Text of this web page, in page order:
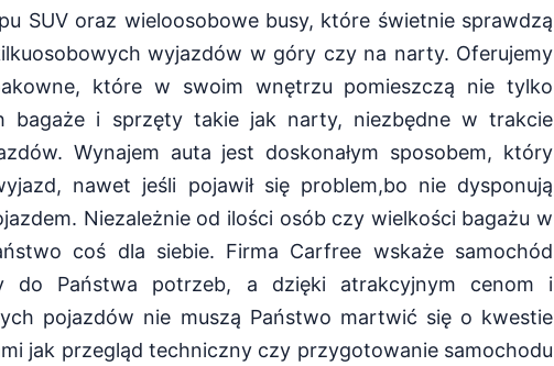
SUV oraz wieloosobowe busy, które świetnie sprawdzą
wyjazdów w góry czy na narty. Oferujemy
które w swoim wnętrzu pomieszczą nie tylko
bagaże i sprzęty takie jak narty, niezbędne w trakcie
Wynajem auta jest doskonałym sposobem, który
nawet jeśli pojawił się problem,bo nie dysponują
Niezależnie od ilości osób czy wielkości bagażu w
coś dla siebie. Firma Carfree wskaże samochód
do Państwa potrzeb, a dzięki atrakcyjnym cenom i
pojazdów nie muszą Państwo martwić się o kwestie
jak przegląd techniczny czy przygotowanie samochodu